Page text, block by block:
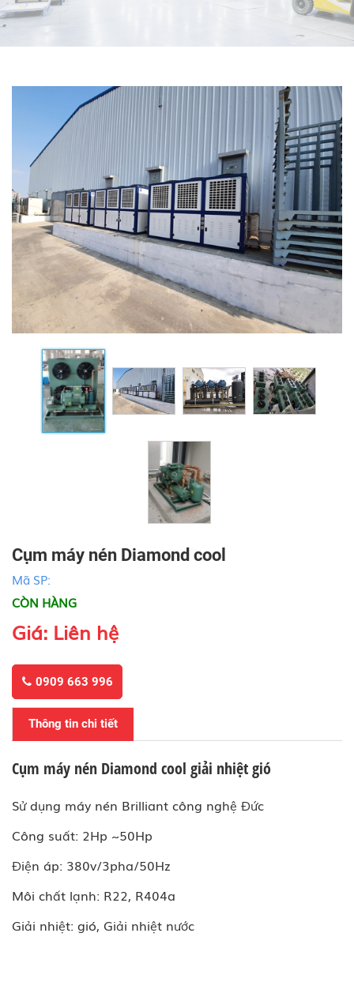
Cụm máy nén Diamond cool
Mã SP:
CÒN HÀNG
Giá: Liên hệ
0909 663 996
Thông tin chi tiết
Cụm máy nén Diamond cool giải nhiệt gió
Sử dụng máy nén Brilliant công nghệ Đức
Công suất: 2Hp ~50Hp
Điện áp: 380v/3pha/50Hz
Môi chất lạnh: R22, R404a
Giải nhiệt: gió, Giải nhiệt nước